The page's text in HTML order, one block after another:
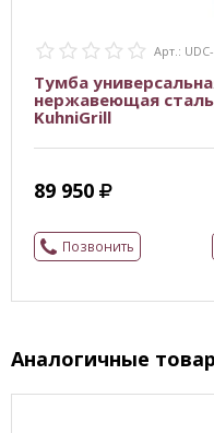
Арт.:
Тумба
нержавеющая
KuhniGrill
89 950
Позвонить
Аналогичные